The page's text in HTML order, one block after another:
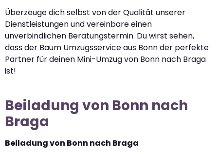
Überzeuge dich selbst von der Qualität unserer
Dienstleistungen und vereinbare einen
unverbindlichen Beratungstermin. Du wirst sehen,
dass der Baum Umzugsservice aus Bonn der perfekte
Partner für deinen Mini-Umzug von Bonn nach Braga
ist!
Beiladung von Bonn nach
Braga
Beiladung von Bonn nach Braga